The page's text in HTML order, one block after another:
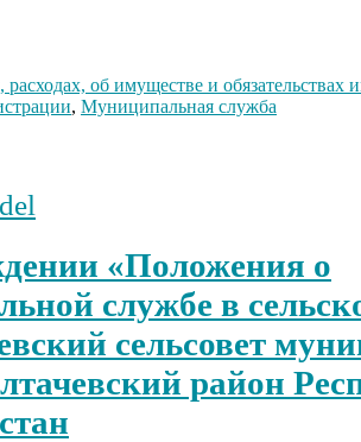
об имуществе и обязательствах
, Муниципальная служба
«Положения о
службе в
сельсовет
район